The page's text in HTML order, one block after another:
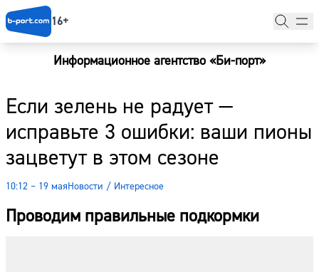
16+
Информационное агентство «Би-порт»
Если зелень не радует —
исправьте 3 ошибки: ваши пионы
зацветут в этом сезоне
10:12 – 19 маяНовости / Интересное
Проводим правильные подкормки
Новости
Наши гости
Фоторепортажи
Погода